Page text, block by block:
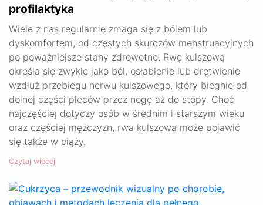
profilaktyka
Wiele z nas regularnie zmaga się z bólem lub
dyskomfortem, od częstych skurczów menstruacyjnych
po poważniejsze stany zdrowotne. Rwę kulszową
określa się zwykle jako ból, osłabienie lub drętwienie
wzdłuż przebiegu nerwu kulszowego, który biegnie od
dolnej części pleców przez nogę aż do stopy. Choć
najczęściej dotyczy osób w średnim i starszym wieku
oraz częściej mężczyzn, rwa kulszowa może pojawić
się także w ciąży.
Czytaj więcej